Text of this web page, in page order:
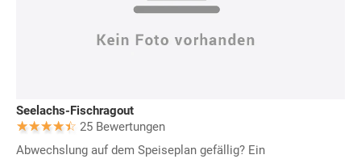
Seelachs-Fischragout
25 Bewertungen
Abwechslung auf dem Speiseplan gefällig? Ein